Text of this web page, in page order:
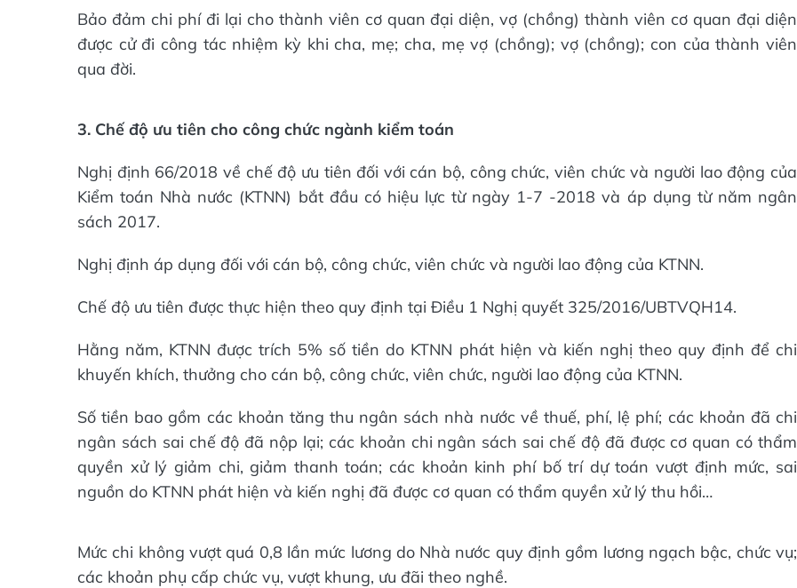
Bảo đảm chi phí đi lại cho thành viên cơ quan đại diện, vợ (chồng) thành viên cơ quan đại diện
được cử đi công tác nhiệm kỳ khi cha, mẹ; cha, mẹ vợ (chồng); vợ (chồng); con của thành viên
qua đời.
3. Chế độ ưu tiên cho công chức ngành kiểm toán
Nghị định 66/2018 về chế độ ưu tiên đối với cán bộ, công chức, viên chức và người lao động của
Kiểm toán Nhà nước (KTNN) bắt đầu có hiệu lực từ ngày 1-7 -2018 và áp dụng từ năm ngân
sách 2017.
Nghị định áp dụng đối với cán bộ, công chức, viên chức và người lao động của KTNN.
Chế độ ưu tiên được thực hiện theo quy định tại Điều 1 Nghị quyết 325/2016/UBTVQH14.
Hằng năm, KTNN được trích 5% số tiền do KTNN phát hiện và kiến nghị theo quy định để chi
khuyến khích, thưởng cho cán bộ, công chức, viên chức, người lao động của KTNN.
Số tiền bao gồm các khoản tăng thu ngân sách nhà nước về thuế, phí, lệ phí; các khoản đã chi
ngân sách sai chế độ đã nộp lại; các khoản chi ngân sách sai chế độ đã được cơ quan có thẩm
quyền xử lý giảm chi, giảm thanh toán; các khoản kinh phí bố trí dự toán vượt định mức, sai
nguồn do KTNN phát hiện và kiến nghị đã được cơ quan có thẩm quyền xử lý thu hồi…
Mức chi không vượt quá 0,8 lần mức lương do Nhà nước quy định gồm lương ngạch bậc, chức vụ;
các khoản phụ cấp chức vụ, vượt khung, ưu đãi theo nghề.